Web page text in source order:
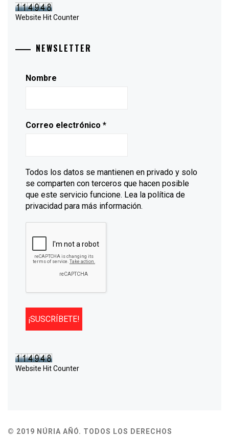
Website Hit Counter
NEWSLETTER
Nombre
Correo electrónico *
Todos los datos se mantienen en privado y solo
se comparten con terceros que hacen posible
que este servicio funcione. Lea la política de
privacidad para más información.
Website Hit Counter
© 2019 NÚRIA AÑÓ. TODOS LOS DERECHOS